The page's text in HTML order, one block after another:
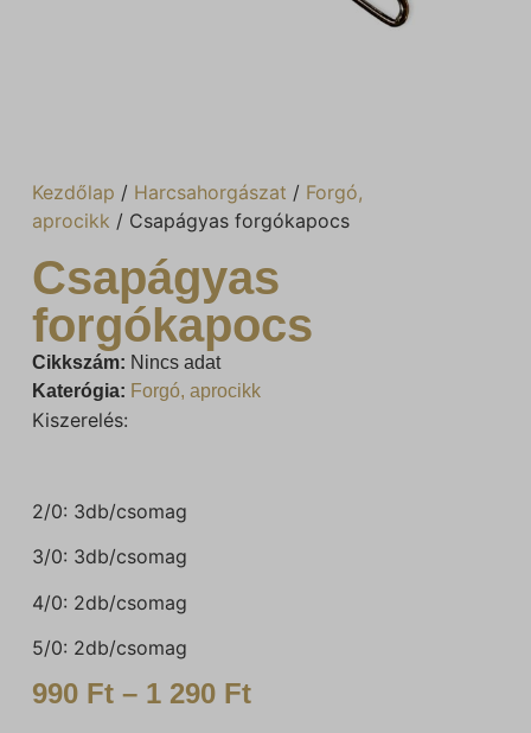
Kezdőlap / Harcsahorgászat / Forgó,
aprocikk / Csapágyas forgókapocs
Csapágyas
forgókapocs
Cikkszám: Nincs adat
Katerógia: Forgó, aprocikk
Kiszerelés:
2/0: 3db/csomag
3/0: 3db/csomag
4/0: 2db/csomag
5/0: 2db/csomag
990 Ft – 1 290 Ft